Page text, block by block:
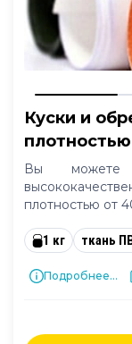
Куски и
Вы можете
плотностью от
1 кг ткань
Подробнее...